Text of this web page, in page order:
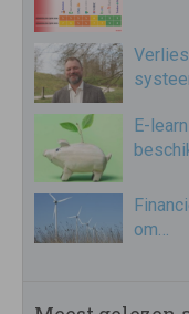
E-
om…